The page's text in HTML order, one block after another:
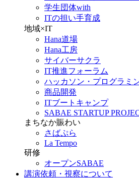
学生団体with
ITの担い手育成
地域×IT
Hana道場
Hana工房
サイバーサクラ
IT推進フォーラム
ハッカソン・プログラミ
商品開発
ITブートキャンプ
SABAE STARTUP
まちなか賑わい
さばぷら
La Tempo
研修
オープンSABAE
講演依頼・視察について